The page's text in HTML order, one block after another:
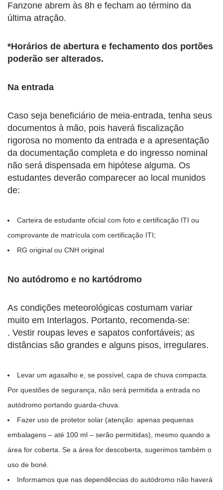
Fanzone abrem às 8h e fecham ao término da
última atração.
*Horários de abertura e fechamento dos portões
poderão ser alterados.
Na entrada
Caso seja beneficiário de meia-entrada, tenha seus
documentos à mão, pois haverá fiscalização
rigorosa no momento da entrada e a apresentação
da documentação completa e do ingresso nominal
não será dispensada em hipótese alguma. Os
estudantes deverão comparecer ao local munidos
de:
Carteira de estudante oficial com foto e certificação ITI ou
comprovante de matrícula com certificação ITI;
RG original ou CNH original
No autódromo e no kartódromo
As condições meteorológicas costumam variar
muito em Interlagos. Portanto, recomenda-se:
. Vestir roupas leves e sapatos confortáveis; as
distâncias são grandes e alguns pisos, irregulares.
Levar um agasalho e, se possível, capa de chuva compacta.
Por questões de segurança, não será permitida a entrada no
autódromo portando guarda-chuva.
Fazer uso de protetor solar (atenção: apenas pequenas
embalagens – até 100 ml – serão permitidas), mesmo quando a
área for coberta. Se a área for descoberta, sugerimos também o
uso de boné.
Informamos que nas dependências do autódromo não haverá